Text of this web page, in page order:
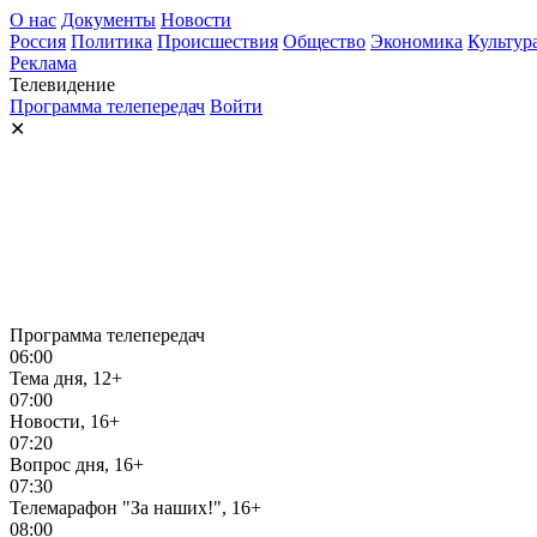
О нас Документы Новости
Россия Политика Происшествия Общество Экономика
Реклама
Телевидение
Программа телепередач Войти
✕
Программа телепередач
06:00
Тема дня, 12+
07:00
Новости, 16+
07:20
Вопрос дня, 16+
07:30
Телемарафон "За наших!", 16+
08:00